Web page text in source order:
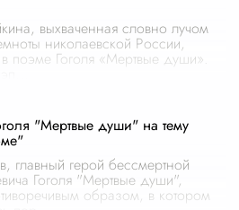
выхваченная словно лучом
николаевской России,
поэме Гоголя «Мертвые души».
"Мертвые души" на тему
главный герой бессмертной
Гоголя "Мертвые души",
образом, в котором